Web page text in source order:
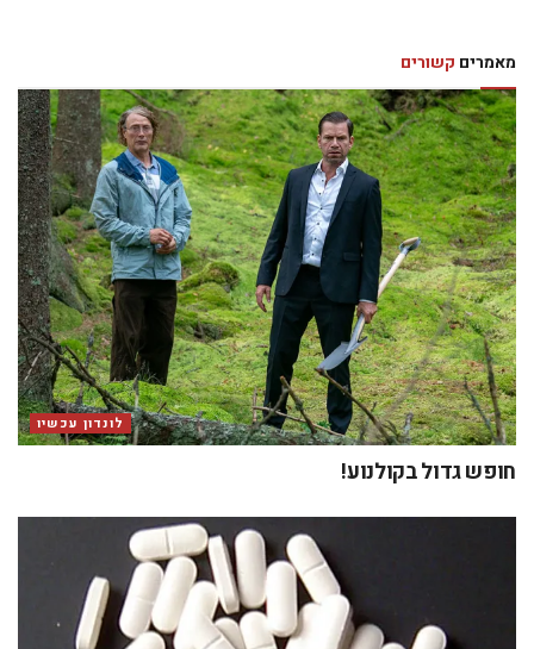
מאמרים קשורים
לונדון עכשיו
חופש גדול בקולנוע!